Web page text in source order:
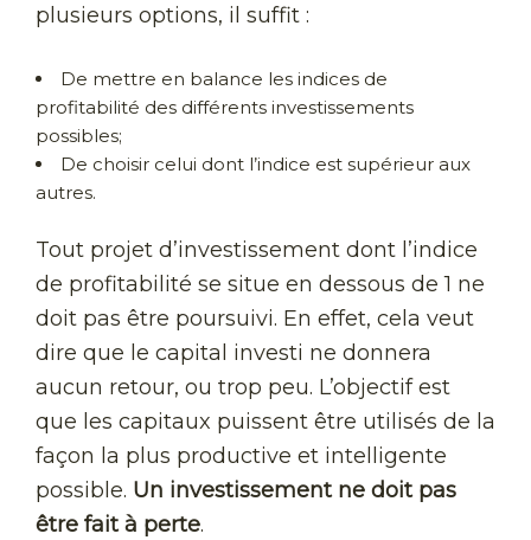
plusieurs options, il suffit :
De mettre en balance les indices de
profitabilité des différents investissements
possibles;
De choisir celui dont l’indice est supérieur aux
autres.
Tout projet d’investissement dont l’indice
de profitabilité se situe en dessous de 1 ne
doit pas être poursuivi. En effet, cela veut
dire que le capital investi ne donnera
aucun retour, ou trop peu. L’objectif est
que les capitaux puissent être utilisés de la
façon la plus productive et intelligente
possible. Un investissement ne doit pas
être fait à perte.